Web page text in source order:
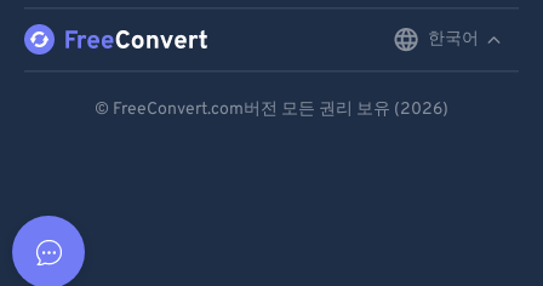
한국어
© FreeConvert.com버전 모든 권리 보유 (2026)